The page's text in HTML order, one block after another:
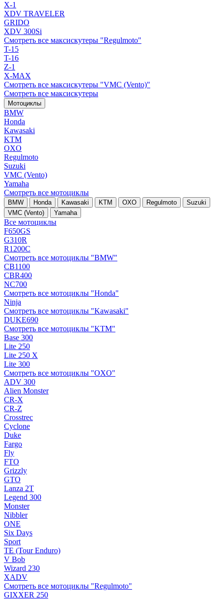
X-1
XDV TRAVELER
GRIDO
XDV 300Si
Смотреть все максискутеры "Regulmoto"
T-15
T-16
Z-1
X-MAX
Смотреть все максискутеры "VMC (Vento)"
Смотреть все максискутеры
Мотоциклы
BMW
Honda
Kawasaki
KTM
OXO
Regulmoto
Suzuki
VMC (Vento)
Yamaha
Смотреть все мотоциклы
BMW Honda Kawasaki KTM OXO Regulmoto
Suzuki
VMC (Vento)
Yamaha
Все мотоциклы
F650GS
G310R
R1200C
Смотреть все мотоциклы "BMW"
CB1100
CBR400
NC700
Смотреть все мотоциклы "Honda"
Ninja
Смотреть все мотоциклы "Kawasaki"
DUKE690
Смотреть все мотоциклы "KTM"
Base 300
Lite 250
Lite 250 X
Lite 300
Смотреть все мотоциклы "OXO"
ADV 300
Alien Monster
CR-X
CR-Z
Crosstrec
Cyclone
Duke
Fargo
Fly
FTO
Grizzly
GTO
Lanza 2T
Legend 300
Monster
Nibbler
ONE
Six Days
Sport
TE (Tour Enduro)
V Bob
Wizard 230
XADV
Смотреть все мотоциклы "Regulmoto"
GIXXER 250